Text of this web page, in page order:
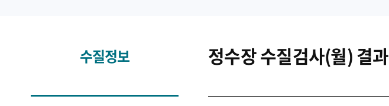
수질정보 정수장 수질검사(월) 결과